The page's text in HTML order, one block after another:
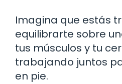
Imagina que estás
equilibrarte sobre
tus músculos y tu
trabajando juntos
en pie.